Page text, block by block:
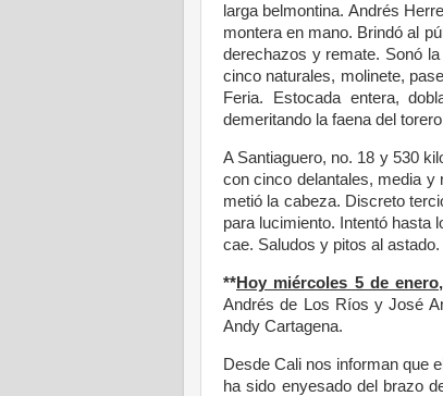
larga belmontina. Andrés
montera en mano. Brindó al
derechazos y remate. Sonó
cinco naturales, molinete,
Feria. Estocada entera,
demeritando la faena del
A Santiaguero, no. 18 y 530
con cinco delantales, media y
metió la cabeza. Discreto
para lucimiento. Intentó hasta
cae. Saludos y pitos al astado.
**Hoy miércoles 5 de enero,
Andrés de Los Ríos y José
Andy Cartagena.
Desde Cali nos informan que
ha sido enyesado del brazo